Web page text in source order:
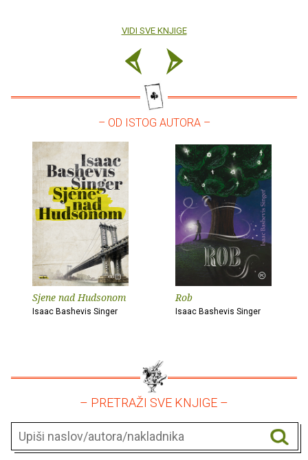
VIDI SVE KNJIGE
– OD ISTOG AUTORA –
Sjene nad Hudsonom
Isaac Bashevis Singer
Rob
Isaac Bashevis Singer
– PRETRAŽI SVE KNJIGE –